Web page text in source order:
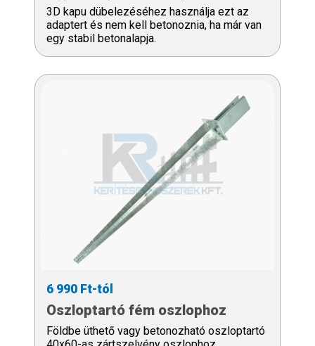
3D kapu dübelezéséhez használja ezt az
adaptert és nem kell betonoznia, ha már van
egy stabil betonalapja.
6 990 Ft-tól
Oszloptartó fém oszlophoz
Földbe üthető vagy betonozható oszloptartó